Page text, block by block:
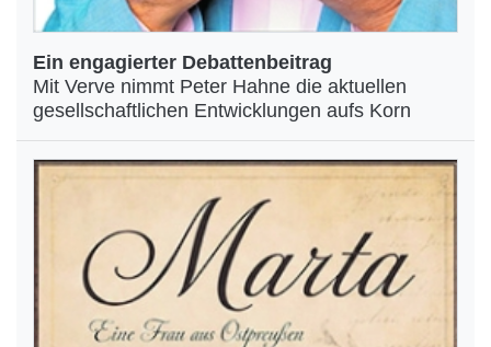
Ein engagierter Debattenbeitrag
Mit Verve nimmt Peter Hahne die aktuellen
gesellschaftlichen Entwicklungen aufs Korn